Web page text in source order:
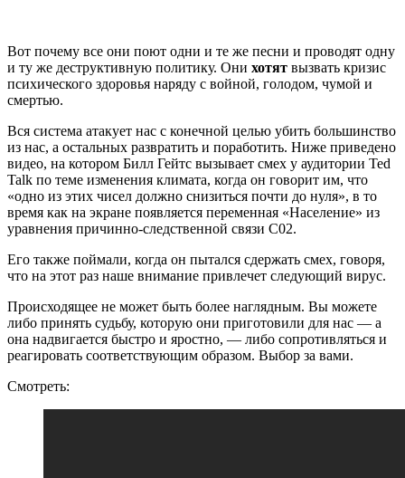
Вот почему все они поют одни и те же песни и проводят одну
и ту же деструктивную политику. Они хотят вызвать кризис
психического здоровья наряду с войной, голодом, чумой и
смертью.
Вся система атакует нас с конечной целью убить большинство
из нас, а остальных развратить и поработить. Ниже приведено
видео, на котором Билл Гейтс вызывает смех у аудитории Ted
Talk по теме изменения климата, когда он говорит им, что
«одно из этих чисел должно снизиться почти до нуля», в то
время как на экране появляется переменная «Население» из
уравнения причинно-следственной связи С02.
Его также поймали, когда он пытался сдержать смех, говоря,
что на этот раз наше внимание привлечет следующий вирус.
Происходящее не может быть более наглядным. Вы можете
либо принять судьбу, которую они приготовили для нас — а
она надвигается быстро и яростно, — либо сопротивляться и
реагировать соответствующим образом. Выбор за вами.
Смотреть: